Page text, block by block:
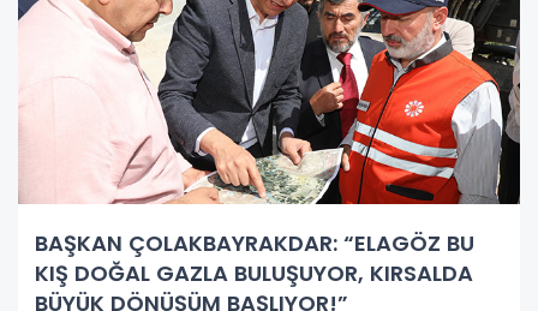
BAŞKAN ÇOLAKBAYRAKDAR: “ELAGÖZ BU
KIŞ DOĞAL GAZLA BULUŞUYOR, KIRSALDA
BÜYÜK DÖNÜŞÜM BAŞLIYOR!”